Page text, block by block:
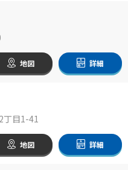
地図 詳細
丁目1-41
地図 詳細